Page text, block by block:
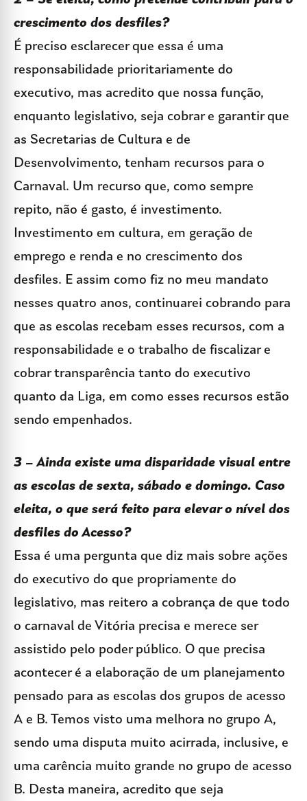
crescimento dos desfiles?
É preciso esclarecer que essa é uma
responsabilidade prioritariamente do
executivo, mas acredito que nossa função,
enquanto legislativo, seja cobrar e garantir que
as Secretarias de Cultura e de
Desenvolvimento, tenham recursos para o
Carnaval. Um recurso que, como sempre
repito, não é gasto, é investimento.
Investimento em cultura, em geração de
emprego e renda e no crescimento dos
desfiles. E assim como fiz no meu mandato
nesses quatro anos, continuarei cobrando para
que as escolas recebam esses recursos, com a
responsabilidade e o trabalho de fiscalizar e
cobrar transparência tanto do executivo
quanto da Liga, em como esses recursos estão
sendo empenhados.
3 – Ainda existe uma disparidade visual entre
as escolas de sexta, sábado e domingo. Caso
eleita, o que será feito para elevar o nível dos
desfiles do Acesso?
Essa é uma pergunta que diz mais sobre ações
do executivo do que propriamente do
legislativo, mas reitero a cobrança de que todo
o carnaval de Vitória precisa e merece ser
assistido pelo poder público. O que precisa
acontecer é a elaboração de um planejamento
pensado para as escolas dos grupos de acesso
A e B. Temos visto uma melhora no grupo A,
sendo uma disputa muito acirrada, inclusive, e
uma carência muito grande no grupo de acesso
B. Desta maneira, acredito que seja